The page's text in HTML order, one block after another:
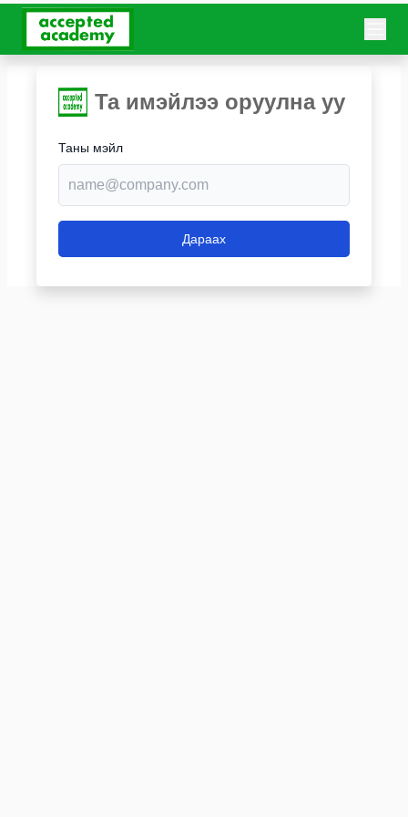
Та имэйлээ оруулна уу
Таны мэйл
Дараах